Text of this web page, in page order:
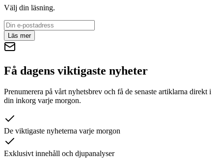
Välj din läsning.
Läs mer
Få dagens viktigaste nyheter
Prenumerera på vårt nyhetsbrev och få de senaste artiklarna direkt i
din inkorg varje morgon.
De viktigaste nyheterna varje morgon
Exklusivt innehåll och djupanalyser